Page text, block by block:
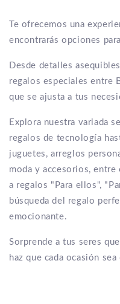
Te ofrecemos una
encontrarás opciones
Desde detalles
regalos especiales entre
que se ajusta a tus
Explora nuestra variada
regalos de tecnología
juguetes, arreglos
moda y accesorios, entre
a regalos "Para ellos",
búsqueda del regalo
emocionante.
Sorprende a tus seres
haz que cada ocasión